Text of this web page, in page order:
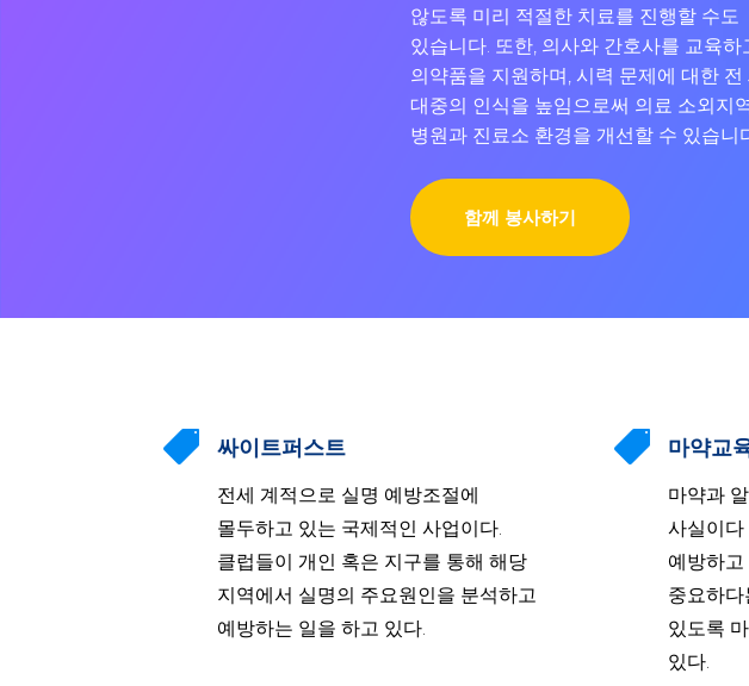
않도록 미리 적절한 치료를 진행할 수도
있습니다. 또한, 의사와 간호사를 교육하
의약품을 지원하며, 시력 문제에 대한 전
대중의 인식을 높임으로써 의료 소외지
병원과 진료소 환경을 개선할 수 있습니
함께 봉사하기
 싸이트퍼스트
전세 계적으로 실명 예방조절에
몰두하고 있는 국제적인 사업이다.
클럽들이 개인 혹은 지구를 통해 해당
지역에서 실명의 주요원인을 분석하고
예방하는 일을 하고 있다.
 마약교
마약과
사실이다
예방하
중요하
있도록
있다.